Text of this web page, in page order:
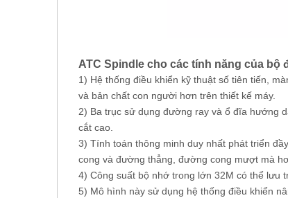
ATC Spindle cho các tính năng của bộ
1) Hệ thống điều khiển kỹ thuật số tiên tiến,
và bản chất con người hơn trên thiết kế máy.
2) Ba trục sử dụng đường ray và ổ đĩa hướng
cắt cao.
3) Tính toán thông minh duy nhất phát triển
cong và đường thẳng, đường cong mượt mà
4) Công suất bộ nhớ trong lớn 32M có thể lưu
5) Mô hình này sử dụng hệ thống điều khiển